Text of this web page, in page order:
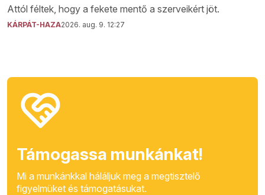
Attól féltek, hogy a fekete mentő a szerveikért jöt.
KÁRPÁT-HAZA2026. aug. 9. 12:27
Támogassa munkánkat!
Mi a munkánkkal háláljuk meg a megtisztelő
figyelmüket és támogatásukat.